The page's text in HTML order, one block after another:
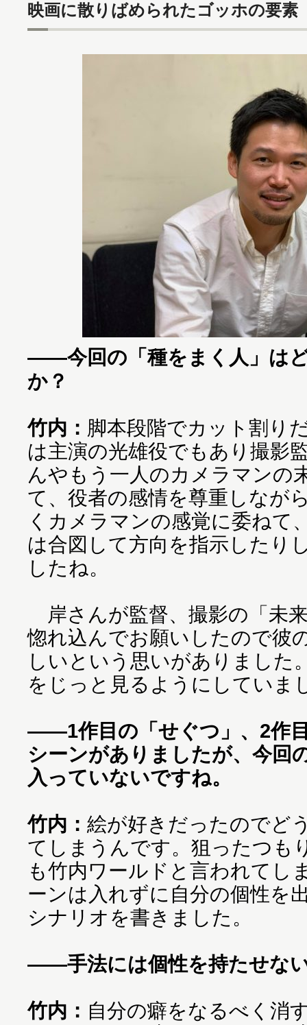
映画に散りばめられたゴッホの要素
――今回の「種をまく人」は
か？
竹内： 脚本段階でカット割り
は主演の光雄役でもあり撮影
んやもう一人のカメラマンの
て、役者の感情を尊重しなが
くカメラマンの感覚に委ねて
は合図して方向を指示したり
したね。
岸さんが監督、撮影の「未
惚れ込んでお願いしたので彼
しいという思いがありました
をじっと見るようにしていま
――1作目の「せぐつ」、2作
シーンがありましたが、今回
入っていないですね。
竹内： 絵が好きだったのでど
てしまうんです。狙ったつも
も竹内ワールドと言われてし
ーンは入れずに自分の個性を
シナリオを書きました。
――手法には個性を持たせな
竹内： 自分の癖をなるべく消